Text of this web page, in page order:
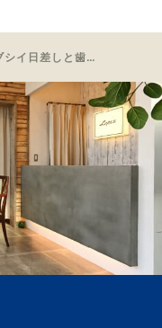
マブシイ日差しと歯です！